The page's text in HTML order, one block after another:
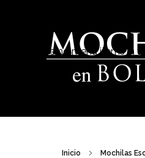
There are no menu items in
Inicio Mochilas